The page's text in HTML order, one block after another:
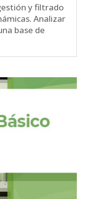
y filtrado
Analizar
base de